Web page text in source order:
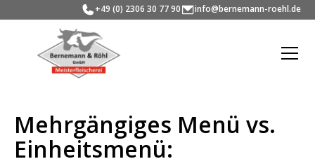
+49 (0) 2306 30 77 90 info@bernemann-roehl.de
Mehrgängiges Menü vs.
Einheitsmenü: